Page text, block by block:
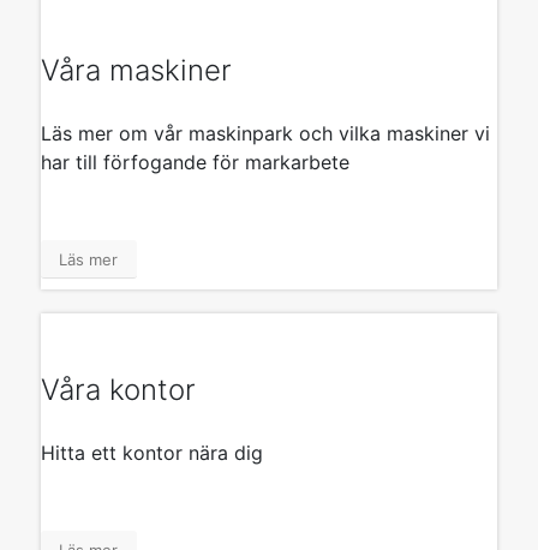
Våra maskiner
Läs mer om vår maskinpark och vilka maskiner vi
har till förfogande för markarbete
Läs mer
Våra kontor
Hitta ett kontor nära dig